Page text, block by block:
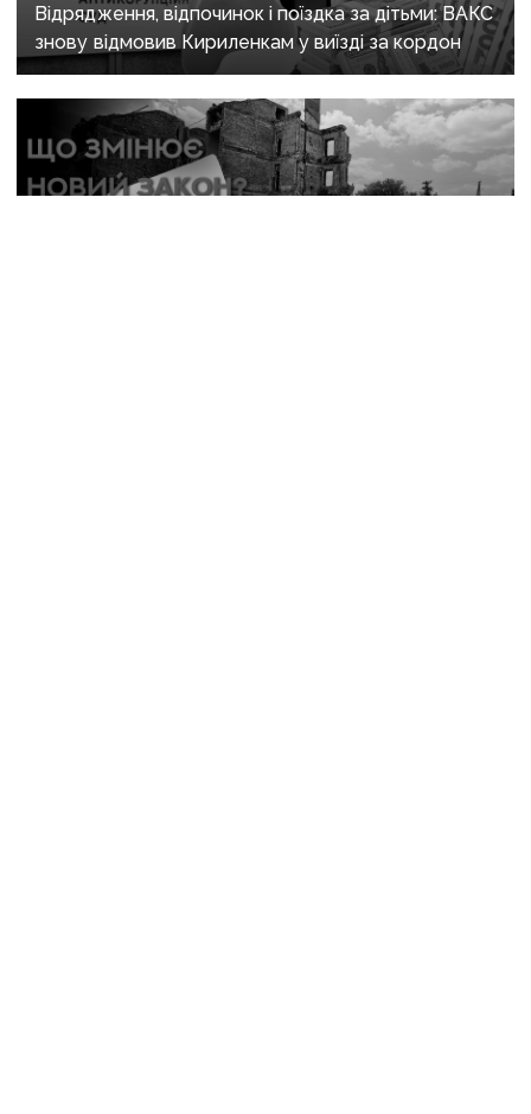
Відрядження, відпочинок і поїздка за дітьми: ВАКС
знову відмовив Кириленкам у виїзді за кордон